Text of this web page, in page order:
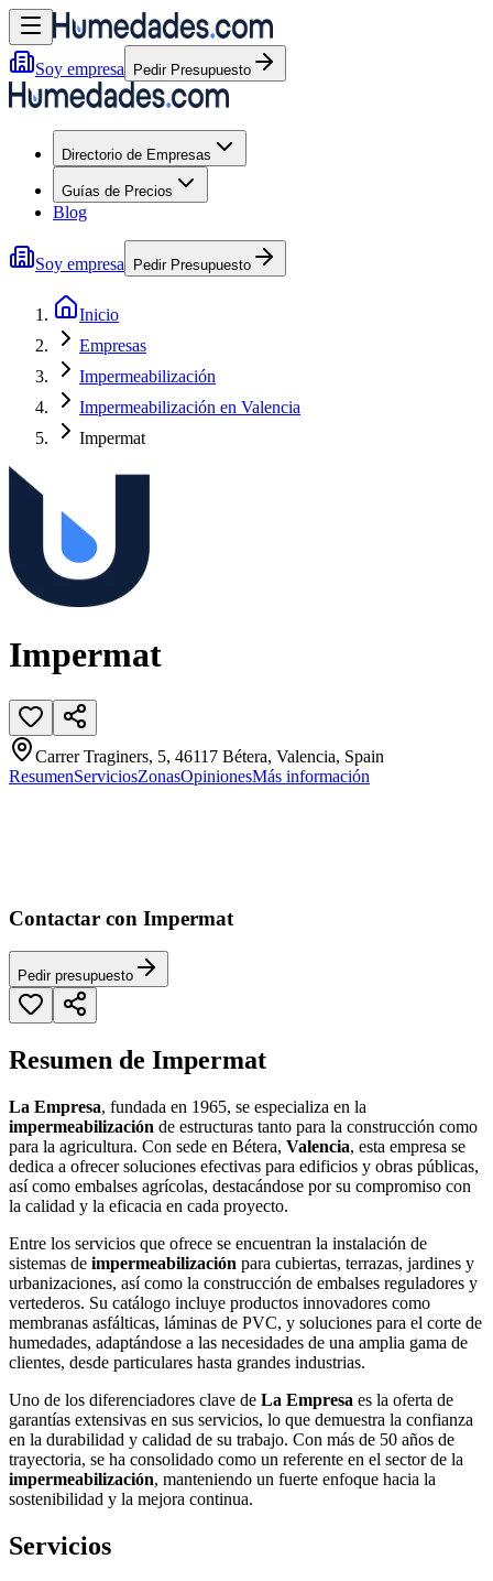
Soy empresa Pedir Presupuesto
Directorio de Empresas
Guías de Precios
Blog
Soy empresa Pedir Presupuesto
Inicio
Empresas
Impermeabilización
Impermeabilización en Valencia
Impermat
Impermat
Carrer Traginers, 5, 46117 Bétera, Valencia, Spain
ResumenServiciosZonasOpinionesMás información
Contactar con Impermat
Pedir presupuesto
Resumen de Impermat
La Empresa, fundada en 1965, se especializa en la
impermeabilización de estructuras tanto para la construcción como
para la agricultura. Con sede en Bétera, Valencia, esta empresa se
dedica a ofrecer soluciones efectivas para edificios y obras públicas,
así como embalses agrícolas, destacándose por su compromiso con
la calidad y la eficacia en cada proyecto.
Entre los servicios que ofrece se encuentran la instalación de
sistemas de impermeabilización para cubiertas, terrazas, jardines y
urbanizaciones, así como la construcción de embalses reguladores y
vertederos. Su catálogo incluye productos innovadores como
membranas asfálticas, láminas de PVC, y soluciones para el corte de
humedades, adaptándose a las necesidades de una amplia gama de
clientes, desde particulares hasta grandes industrias.
Uno de los diferenciadores clave de La Empresa es la oferta de
garantías extensivas en sus servicios, lo que demuestra la confianza
en la durabilidad y calidad de su trabajo. Con más de 50 años de
trayectoria, se ha consolidado como un referente en el sector de la
impermeabilización, manteniendo un fuerte enfoque hacia la
sostenibilidad y la mejora continua.
Servicios